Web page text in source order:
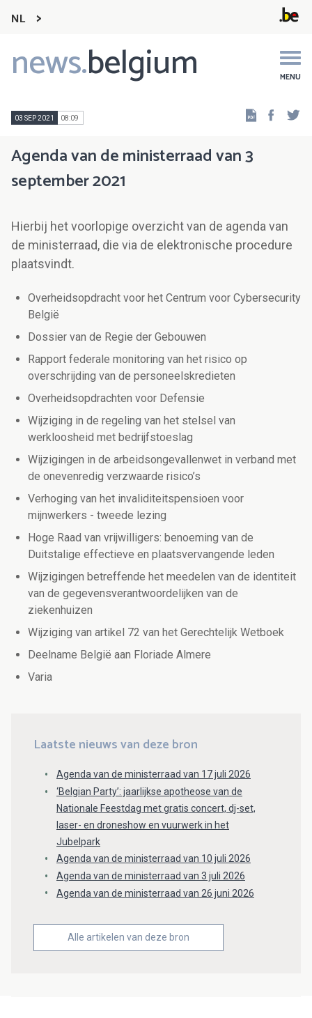
NL
news.belgium MENU
Main
navigation
03 SEP 2021 08:09
Agenda van de ministerraad van 3
september 2021
Hierbij het voorlopige overzicht van de agenda van
de ministerraad, die via de elektronische procedure
plaatsvindt.
Overheidsopdracht voor het Centrum voor Cybersecurity
België
Dossier van de Regie der Gebouwen
Rapport federale monitoring van het risico op
overschrijding van de personeelskredieten
Overheidsopdrachten voor Defensie
Wijziging in de regeling van het stelsel van
werkloosheid met bedrijfstoeslag
Wijzigingen in de arbeidsongevallenwet in verband met
de onevenredig verzwaarde risico’s
Verhoging van het invaliditeitspensioen voor
mijnwerkers - tweede lezing
Hoge Raad van vrijwilligers: benoeming van de
Duitstalige effectieve en plaatsvervangende leden
Wijzigingen betreffende het meedelen van de identiteit
van de gegevensverantwoordelijken van de
ziekenhuizen
Wijziging van artikel 72 van het Gerechtelijk Wetboek
Deelname België aan Floriade Almere
Varia
Laatste nieuws van deze bron
Agenda van de ministerraad van 17 juli 2026
‘Belgian Party’: jaarlijkse apotheose van de
Nationale Feestdag met gratis concert, dj-set,
laser- en droneshow en vuurwerk in het
Jubelpark
Agenda van de ministerraad van 10 juli 2026
Agenda van de ministerraad van 3 juli 2026
Agenda van de ministerraad van 26 juni 2026
Alle artikelen van deze bron